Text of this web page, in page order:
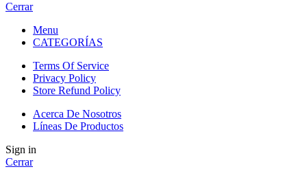
Cerrar
Menu
CATEGORÍAS
Terms Of Service
Privacy Policy
Store Refund Policy
Acerca De Nosotros
Líneas De Productos
Sign in
Cerrar